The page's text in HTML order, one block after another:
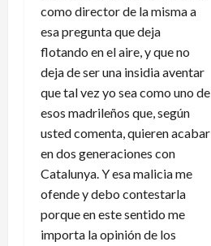
como director de la misma a
esa pregunta que deja
flotando en el aire, y que no
deja de ser una insidia aventar
que tal vez yo sea como uno de
esos madrileños que, según
usted comenta, quieren acabar
en dos generaciones con
Catalunya. Y esa malicia me
ofende y debo contestarla
porque en este sentido me
importa la opinión de los